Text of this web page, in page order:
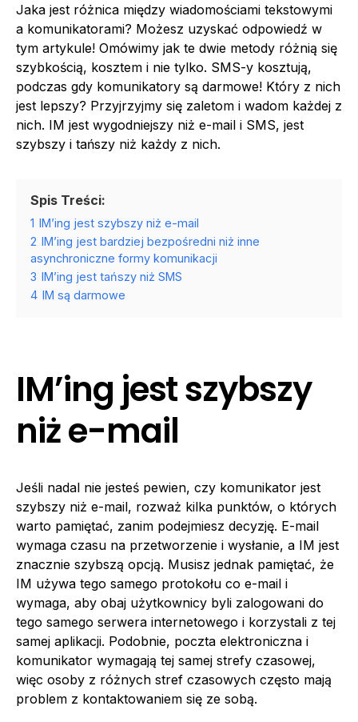
Jaka jest różnica między wiadomościami tekstowymi
a komunikatorami? Możesz uzyskać odpowiedź w
tym artykule! Omówimy jak te dwie metody różnią się
szybkością, kosztem i nie tylko. SMS-y kosztują,
podczas gdy komunikatory są darmowe! Który z nich
jest lepszy? Przyjrzyjmy się zaletom i wadom każdej z
nich. IM jest wygodniejszy niż e-mail i SMS, jest
szybszy i tańszy niż każdy z nich.
Spis Treści:
1 IM’ing jest szybszy niż e-mail
2 IM’ing jest bardziej bezpośredni niż inne
asynchroniczne formy komunikacji
3 IM’ing jest tańszy niż SMS
4 IM są darmowe
IM’ing jest szybszy
niż e-mail
Jeśli nadal nie jesteś pewien, czy komunikator jest
szybszy niż e-mail, rozważ kilka punktów, o których
warto pamiętać, zanim podejmiesz decyzję. E-mail
wymaga czasu na przetworzenie i wysłanie, a IM jest
znacznie szybszą opcją. Musisz jednak pamiętać, że
IM używa tego samego protokołu co e-mail i
wymaga, aby obaj użytkownicy byli zalogowani do
tego samego serwera internetowego i korzystali z tej
samej aplikacji. Podobnie, poczta elektroniczna i
komunikator wymagają tej samej strefy czasowej,
więc osoby z różnych stref czasowych często mają
problem z kontaktowaniem się ze sobą.